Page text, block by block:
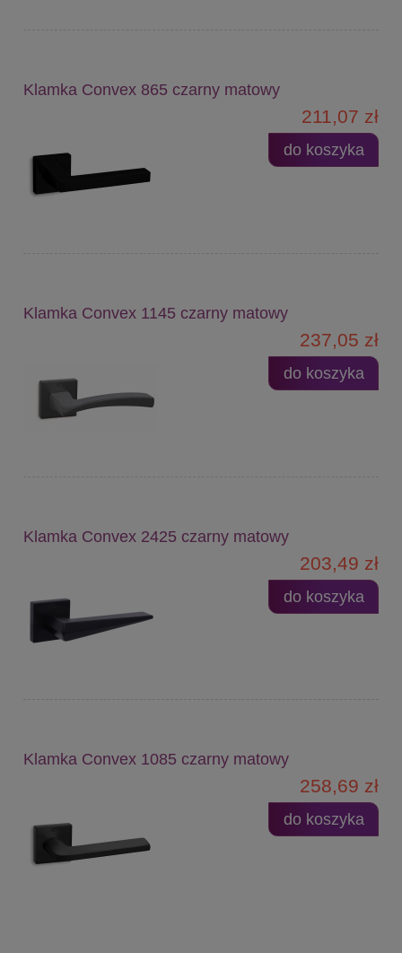
Klamka Convex 865 czarny matowy
211,07 zł
do koszyka
Klamka Convex 1145 czarny matowy
237,05 zł
do koszyka
Klamka Convex 2425 czarny matowy
203,49 zł
do koszyka
Klamka Convex 1085 czarny matowy
258,69 zł
do koszyka